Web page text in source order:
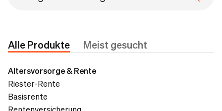
Alle Produkte Meist gesucht
Altersvorsorge & Rente
Riester-Rente
Basisrente